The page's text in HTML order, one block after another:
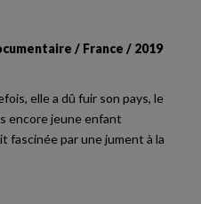
/ France / 2019
elle a dû fuir son pays, le
encore jeune enfant
fascinée par une jument à la